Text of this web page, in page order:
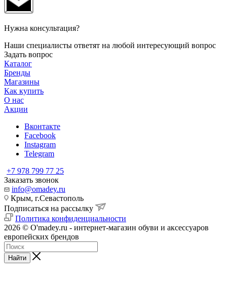
Нужна консультация?
Наши специалисты ответят на любой интересующий вопрос
Задать вопрос
Каталог
Бренды
Магазины
Как купить
О нас
Акции
Вконтакте
Facebook
Instagram
Telegram
+7 978 799 77 25
Заказать звонок
info@omadey.ru
Крым, г.Севастополь
Подписаться на рассылку
Политика конфиденциальности
2026 © O'madey.ru - интернет-магазин обуви и аксессуаров
европейских брендов
Найти